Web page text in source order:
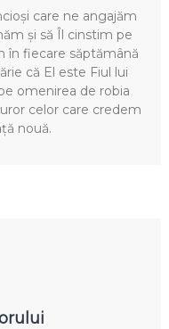
care ne angajăm
și să Îl cinstim pe
în fiecare săptămână
că El este Fiul lui
omenirea de robia
celor care credem
nouă.